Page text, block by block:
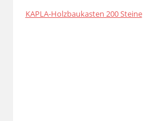
KAPLA-Holzbaukasten 200 Steine